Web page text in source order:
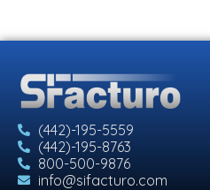
(442)-195-5559
(442)-195-8763
800-500-9876
info@sifacturo.com